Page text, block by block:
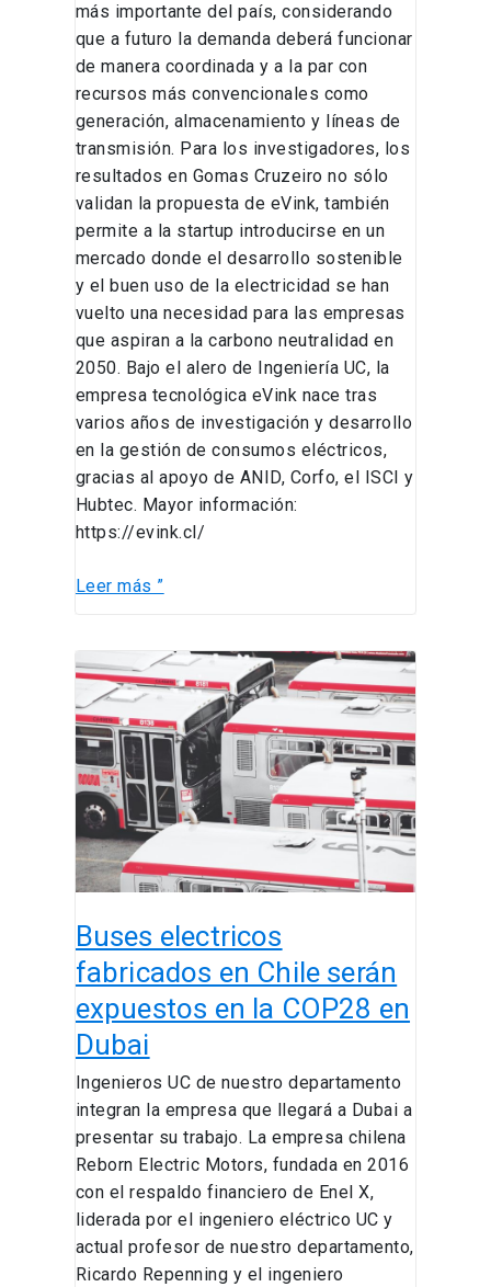
más importante del país, considerando
que a futuro la demanda deberá funcionar
de manera coordinada y a la par con
recursos más convencionales como
generación, almacenamiento y líneas de
transmisión. Para los investigadores, los
resultados en Gomas Cruzeiro no sólo
validan la propuesta de eVink, también
permite a la startup introducirse en un
mercado donde el desarrollo sostenible
y el buen uso de la electricidad se han
vuelto una necesidad para las empresas
que aspiran a la carbono neutralidad en
2050. Bajo el alero de Ingeniería UC, la
empresa tecnológica eVink nace tras
varios años de investigación y desarrollo
en la gestión de consumos eléctricos,
gracias al apoyo de ANID, Corfo, el ISCI y
Hubtec. Mayor información:
https://evink.cl/
Leer más ”
Buses electricos
fabricados en Chile serán
expuestos en la COP28 en
Dubai
Ingenieros UC de nuestro departamento
integran la empresa que llegará a Dubai a
presentar su trabajo. La empresa chilena
Reborn Electric Motors, fundada en 2016
con el respaldo financiero de Enel X,
liderada por el ingeniero eléctrico UC y
actual profesor de nuestro departamento,
Ricardo Repenning y el ingeniero
Buses
electricos
fabricados
en
Chile
serán
expuestos
en
la
en
Dubai